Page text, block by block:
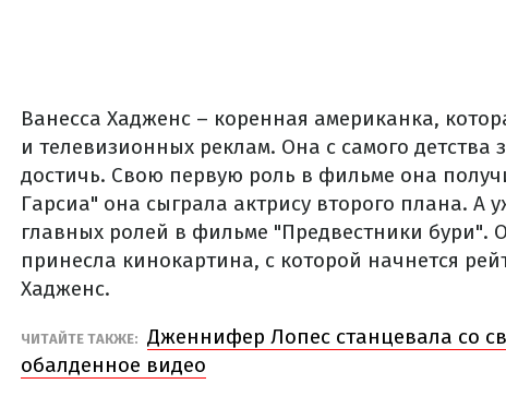
Ванесса Хадженс – коренная американка,
и телевизионных реклам. Она с самого детства
достичь. Свою первую роль в фильме она
Гарсиа" она сыграла актрису второго плана. А
главных ролей в фильме "Предвестники бури".
принесла кинокартина, с которой начнется
Хадженс.
ЧИТАЙТЕ ТАКЖЕ: Дженнифер Лопес станцевала со
обалденное видео